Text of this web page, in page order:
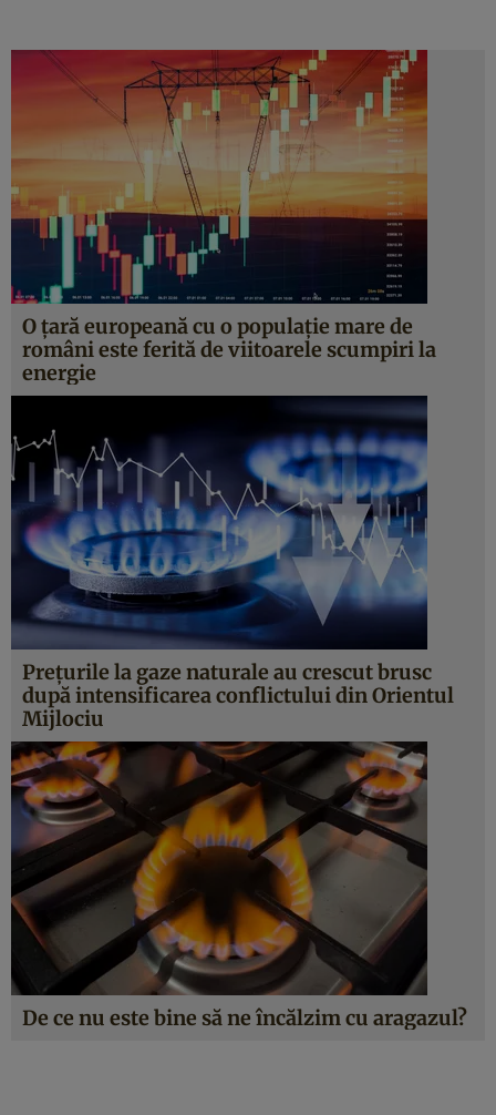
O țară europeană cu o populație mare de
români este ferită de viitoarele scumpiri la
energie
Prețurile la gaze naturale au crescut brusc
după intensificarea conflictului din Orientul
Mijlociu
De ce nu este bine să ne încălzim cu aragazul?